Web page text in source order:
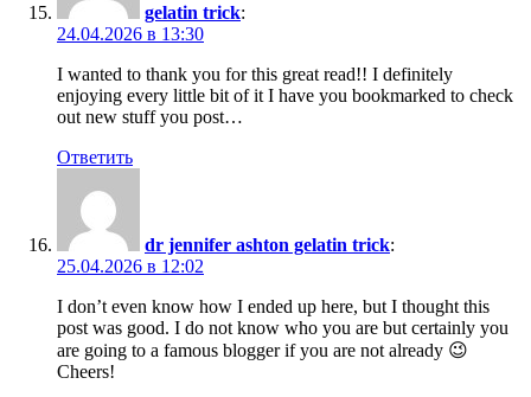
gelatin trick:
24.04.2026 в 13:30
I wanted to thank you for this great read!! I definitely
enjoying every little bit of it I have you bookmarked to check
out new stuff you post…
Ответить
dr jennifer ashton gelatin trick:
25.04.2026 в 12:02
I don’t even know how I ended up here, but I thought this
post was good. I do not know who you are but certainly you
are going to a famous blogger if you are not already 😉
Cheers!